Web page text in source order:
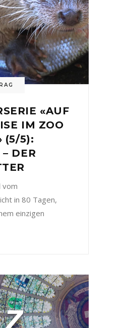
«AUF
IM ZOO
(5/5):
DER
vom
in 80 Tagen,
einzigen